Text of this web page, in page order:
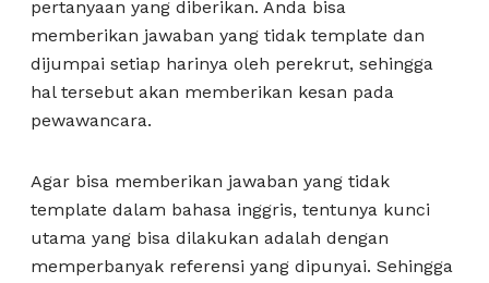
pertanyaan yang diberikan. Anda bisa
memberikan jawaban yang tidak template dan
dijumpai setiap harinya oleh perekrut, sehingga
hal tersebut akan memberikan kesan pada
pewawancara.
Agar bisa memberikan jawaban yang tidak
template dalam bahasa inggris, tentunya kunci
utama yang bisa dilakukan adalah dengan
memperbanyak referensi yang dipunyai. Sehingga